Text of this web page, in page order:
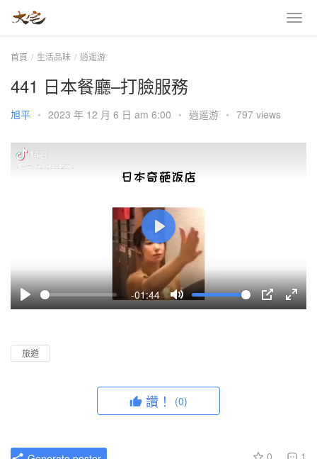
首頁 生活品味 逍遥游
441 日本餐廳–打臉服務
旭平 • 2023 年 12 月 6 日 am 6:00 • 逍遥游 • 797 views
P
a
-01:44
M
P
E
P
l
a
y
旅遊
讚！ (0)